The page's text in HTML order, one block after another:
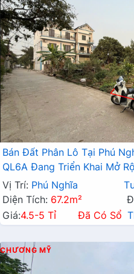
Bán Đất Phân Lô Tại Phú
QL6A Đang Triển Khai Mở
Vị Trí: Phú Nghĩa
Diện Tích: 67.2m²
Giá:4.5-5 Tỉ Đã Có Sổ
CHƯƠNG MỸ